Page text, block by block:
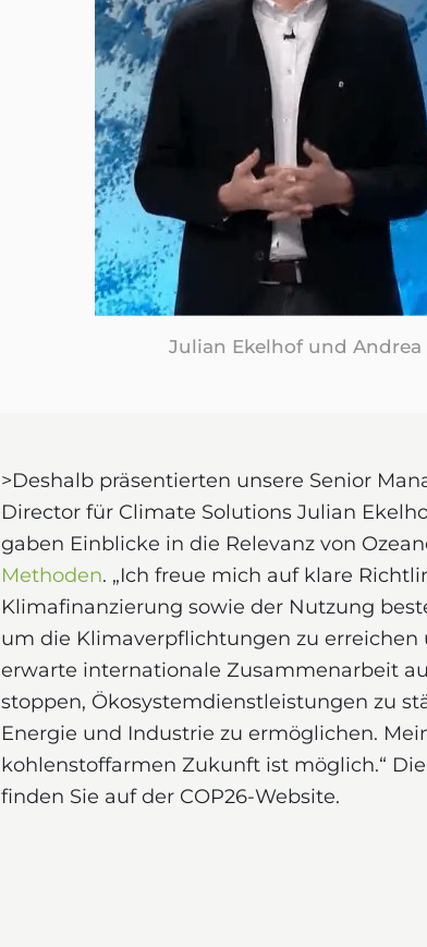
Julian Ekelhof und Andrea
>Deshalb präsentierten unsere Senior
Director für Climate Solutions Julian
gaben Einblicke in die Relevanz von
Methoden. „Ich freue mich auf klare
Klimafinanzierung sowie der Nutzung
um die Klimaverpflichtungen zu erreichen
erwarte internationale Zusammenarbeit
stoppen, Ökosystemdienstleistungen zu
Energie und Industrie zu ermöglichen.
kohlenstoffarmen Zukunft ist möglich.“ Die
finden Sie auf der COP26-Website.